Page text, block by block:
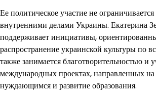
Ее политическое участие не ограничивается
внутренними делами Украины. Екатерина
поддерживает инициативы,
распространение украинской культуры по
также занимается благотворительностью и
международных проектах, направленных
нуждающимся и развитие образования.